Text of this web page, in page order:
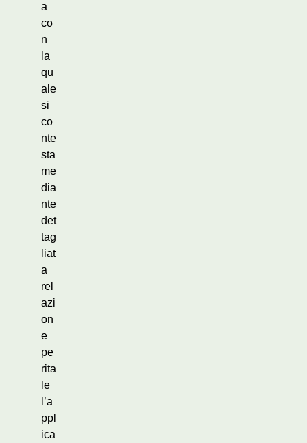
a
co
n
la
qu
ale
si
co
nte
sta
me
dia
nte
det
tag
liat
a
rel
azi
on
e
pe
rita
le
l’a
ppl
ica